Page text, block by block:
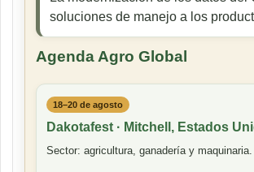
soluciones de manejo a los
Agenda Agro Global
18–20 de agosto
Dakotafest · Mitchell, Estados
Sector: agricultura, ganadería y maquinaria.